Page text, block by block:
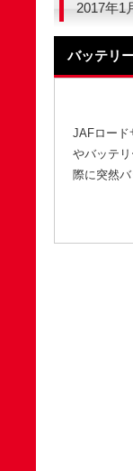
2017年1
バッテリ
JAFロード
やバッテ
際に突然